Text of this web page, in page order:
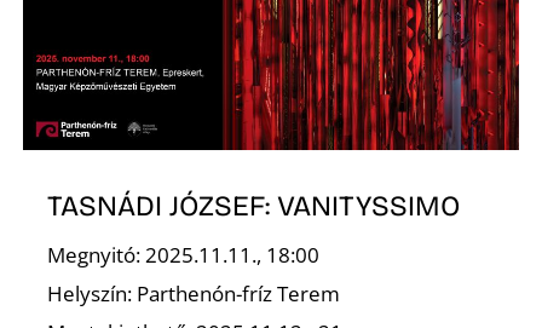
TASNÁDI JÓZSEF: VANITYSSIMO
Megnyitó: 2025.11.11., 18:00
Helyszín: Parthenón-fríz Terem